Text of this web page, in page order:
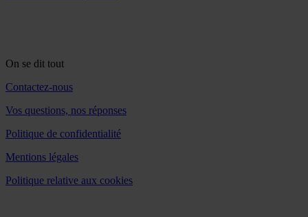
On se dit tout
Contactez-nous
Vos questions, nos réponses
Politique de confidentialité
Mentions légales
Politique relative aux cookies